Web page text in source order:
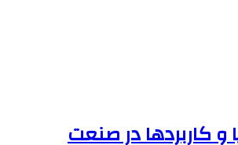
و کاربردها در صنعت